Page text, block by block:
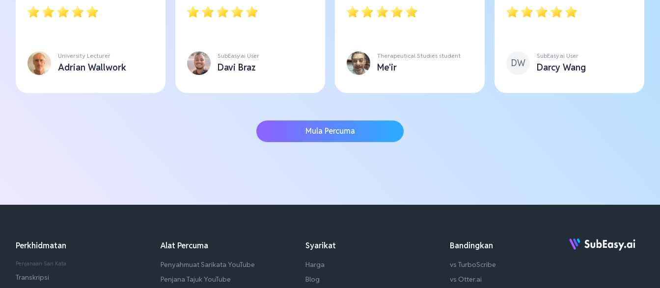
University Lecturer
Adrian Wallwork
SubEasy.ai User
Davi Braz
Therapeutical Studies student
Me'ir DW
SubEasy.ai User
Darcy Wang
Mula Percuma
Perkhidmatan
Penjanaan Sari Kata
Transkripsi
Alat Percuma
Penyahmuat Sarikata YouTube
Penjana Tajuk YouTube
Syarikat
Harga
Blog
Bandingkan
vs TurboScribe
vs Otter.ai